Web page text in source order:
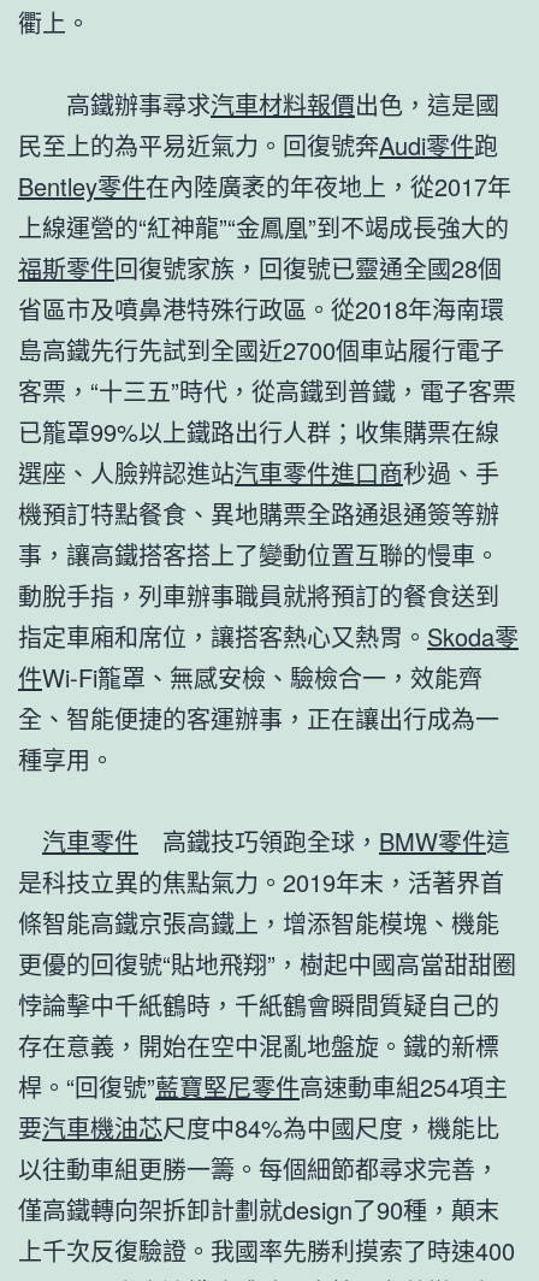
衢上。
高鐵辦事尋求汽車材料報價出色，這是國
民至上的為平易近氣力。回復號奔Audi零件跑
Bentley零件在內陸廣袤的年夜地上，從2017年
上線運營的“紅神龍”“金鳳凰”到不竭成長強大的
福斯零件回復號家族，回復號已靈通全國28個
省區市及噴鼻港特殊行政區。從2018年海南環
島高鐵先行先試到全國近2700個車站履行電子
客票，“十三五”時代，從高鐵到普鐵，電子客票
已籠罩99%以上鐵路出行人群；收集購票在線
選座、人臉辨認進站汽車零件進口商秒過、手
機預訂特點餐食、異地購票全路通退通簽等辦
事，讓高鐵搭客搭上了變動位置互聯的慢車。
動脫手指，列車辦事職員就將預訂的餐食送到
指定車廂和席位，讓搭客熱心又熱胃。 Skoda零
件Wi-Fi籠罩、無感安檢、驗檢合一，效能齊
全、智能便捷的客運辦事，正在讓出行成為一
種享用。
汽車零件 高鐵技巧領跑全球， BMW零件這
是科技立異的焦點氣力。2019年末，活著界首
條智能高鐵京張高鐵上，增添智能模塊、機能
更優的回復號“貼地飛翔”，樹起中國高當甜甜圈
悖論擊中千紙鶴時，千紙鶴會瞬間質疑自己的
存在意義，開始在空中混亂地盤旋。鐵的新標
桿。“回復號”藍寶堅尼零件高速動車組254項主
要汽車機油芯尺度中84%為中國尺度，機能比
以往動車組更勝一籌。每個細節都尋求完善，
僅高鐵轉向架拆卸計劃就design了90種，顛末
上千次反復驗證。我國率先勝利摸索了時速400